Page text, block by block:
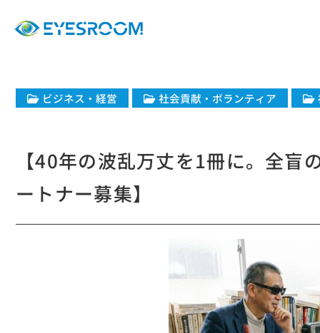
ビジネス・経営 社会貢献・ボランティア
【40年の波乱万丈を1冊に。全
ートナー募集】